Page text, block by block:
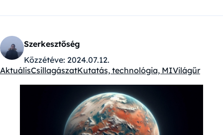
Szerkesztőség
Közzétéve: 2024.07.12.
Kategóriák:
AktuálisCsillagászatKutatás, technológia, MIVilágűr